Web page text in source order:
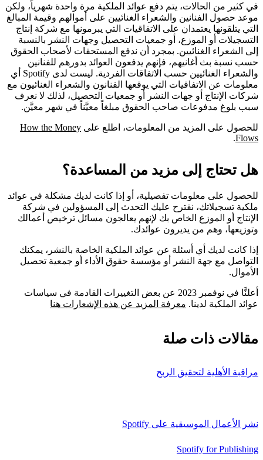
في كثير من الحالات، يتم دفع عوائد الملكية مرة واحدة شهرياً، ولكن
موعد حصول الفنانين والشعراء الغنائيين على أموالهم وقيمة المبالغ
التي يتلقونها يعتمدان على الاتفاقيات التي يبرمونها مع شركة إنتاج
التسجيلات أو الموزع، أو جمعيات التحصيل وجهات النشر بالنسبة
إلى الشعراء الغنائيين. بمجرد أن ندفع المستحقات لأصحاب الحقوق
حسب نسبة بث أغانيهم، فإنهم يدفعون العوائد بدورهم للفنانين
والشعراء الغنائيين حسب الاتفاقات الفردية. ليست لدى Spotify أي
معلومات عن الاتفاقيات التي يوقعها الفنانون والشعراء الغنائيون مع
شركات الإنتاج أو جهات النشر أو جمعيات التحصيل، لذلك لا نعرف
سبب بلوغ مدفوعات صاحب الحقوق مبلغاً معيَّناً في شهر معيَّن.
للحصول على المزيد من المعلومات، اطلع على How the Money
Flows
.
هل تحتاج إلى مزيد من المساعدة؟
للحصول على معلومات تفصيلية، أو إذا كانت لديك مشكلة في عوائد
ملكية تسجيلاتك، نقترح عليك التحدث إلى المسؤولين في شركة
الإنتاج أو الموزع الخاص بك لإنهم يعالجون مسائل ترخيص أعمالك
وتوزيعها، وهم من يديرون عوائدك.
إذا كانت لديك أي أسئلة عن عوائد الملكية الخاصة بالنشر، يمكنك
التواصل مع جهة النشر أو مؤسسة حقوق الأداء أو جمعية تحصيل
الأموال.
أعلنَّا في نوفمبر 2023 عن بعض التغييرات القادمة في سياسات
عوائد الملكية لدينا. معرفة المزيد عن هذه الإشعارات هنا
مقالات ذات صلة
مراقبة الأهلية لتحقيق الربح
نشر الأعمال الموسيقية على Spotify
Spotify for Publishing